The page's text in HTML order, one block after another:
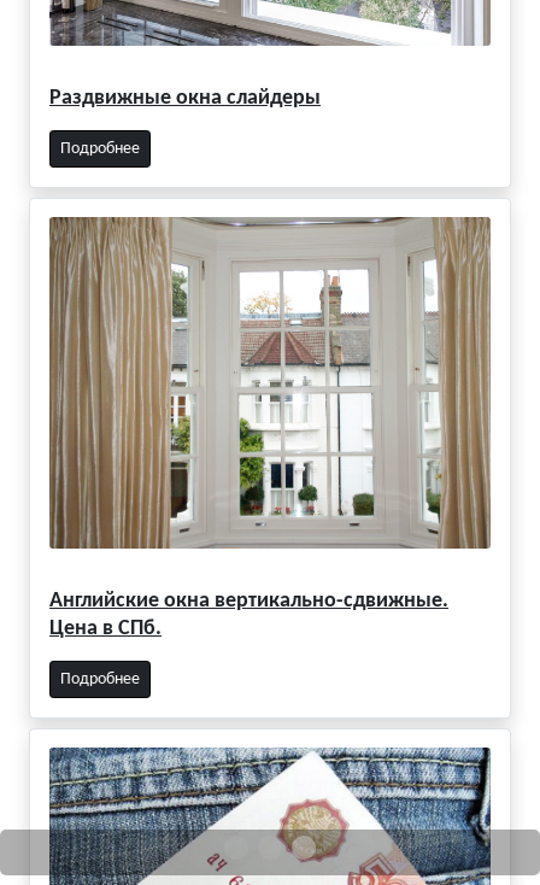
Раздвижные окна слайдеры
Подробнее
Английские окна вертикально-сдвижные.
Цена в СПб.
Подробнее